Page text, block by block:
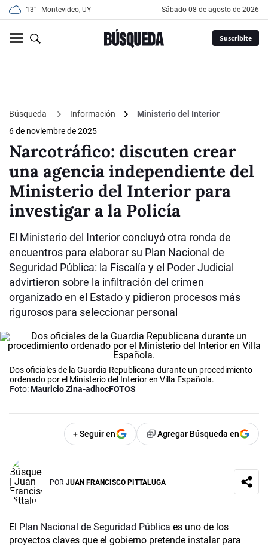
13° Montevideo, UY sábado 08 de agosto de 2026
Suscribite
Búsqueda Información
Ministerio del Interior
6 de noviembre de 2025
Narcotráfico: discuten crear
una agencia independiente del
Ministerio del Interior para
investigar a la Policía
El Ministerio del Interior concluyó otra ronda de
encuentros para elaborar su Plan Nacional de
Seguridad Pública: la Fiscalía y el Poder Judicial
advirtieron sobre la infiltración del crimen
organizado en el Estado y pidieron procesos más
rigurosos para seleccionar personal
Dos oficiales de la Guardia Republicana durante un procedimiento
ordenado por el Ministerio del Interior en Villa Española.
Foto:Mauricio Zina-adhocFOTOS
+ Seguir en Agregar Búsqueda en
POR JUAN FRANCISCO PITTALUGA
El Plan Nacional de Seguridad Pública es uno de los
proyectos claves que el gobierno pretende instalar para